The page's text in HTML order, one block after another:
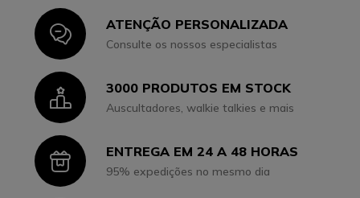
IconATENÇÃO PERSONALIZADA
Consulte os nossos especialistas
Icon3000 PRODUTOS EM STOCK
Auscultadores, walkie talkies e mais
IconENTREGA EM 24 A 48 HORAS
95% expedições no mesmo dia